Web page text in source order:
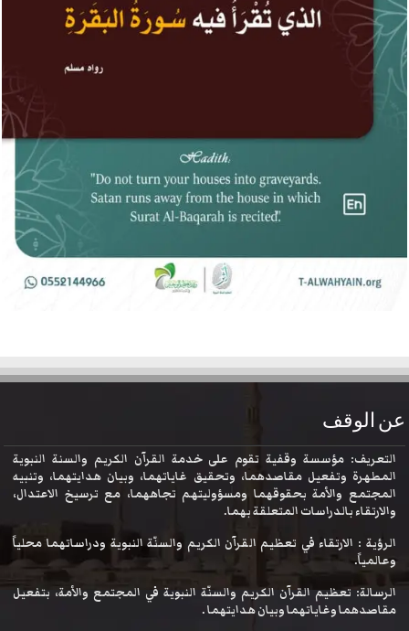
عن الوقف
التعريف: مؤسسة وقفية تقوم على خدمة القرآن الكريم والسنة النبوية
المطهرة وتفعيل مقاصدهما، وتحقيق غاياتهما، وبيان هدايتهما، وتنبيه
المجتمع والأمة بحقوقهما ومسؤوليتهم تجاههما، مع ترسيخ الاعتدال،
والارتقاء بالدراسات المتعلقة بهما.
الرؤية : الارتقاء في تعظيم القرآن الكريم والسنّة النبوية ودراساتهما محلياً
وعالمياً.
الرسالة: تعظيم القرآن الكريم والسنّة النبوية في المجتمع والأمة، بتفعيل
مقاصدهما وغاياتهما وبيان هدايتهما .